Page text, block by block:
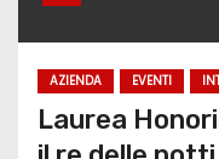
AZIENDA EVENTI
Laurea